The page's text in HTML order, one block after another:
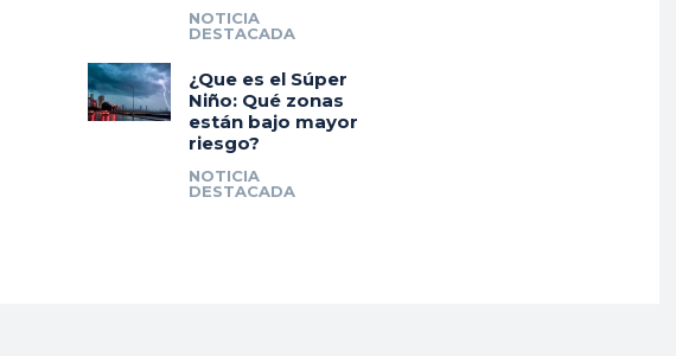
NOTICIA
DESTACADA
¿Que es el Súper
Niño: Qué zonas
están bajo mayor
riesgo?
NOTICIA
DESTACADA